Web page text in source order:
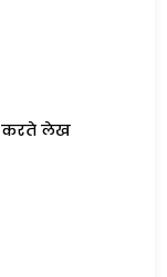
करते लेख